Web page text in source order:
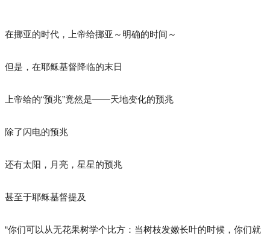
在挪亚的时代，上帝给挪亚～明确的时间～
但是，在耶稣基督降临的末日
上帝给的“预兆”竟然是——天地变化的预兆
除了闪电的预兆
还有太阳，月亮，星星的预兆
甚至于耶稣基督提及
“你们可以从无花果树学个比方：当树枝发嫩长叶的时候，你们就